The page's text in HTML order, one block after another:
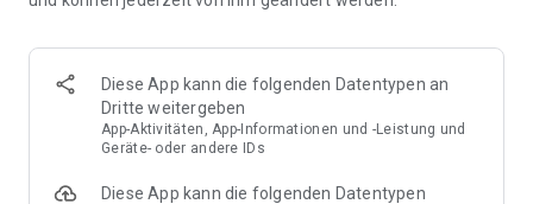
Diese App kann die folgenden Datentypen an
Dritte weitergeben
App-Aktivitäten, App-Informationen und -Leistung und
Geräte- oder andere IDs
Diese App kann die folgenden Datentypen